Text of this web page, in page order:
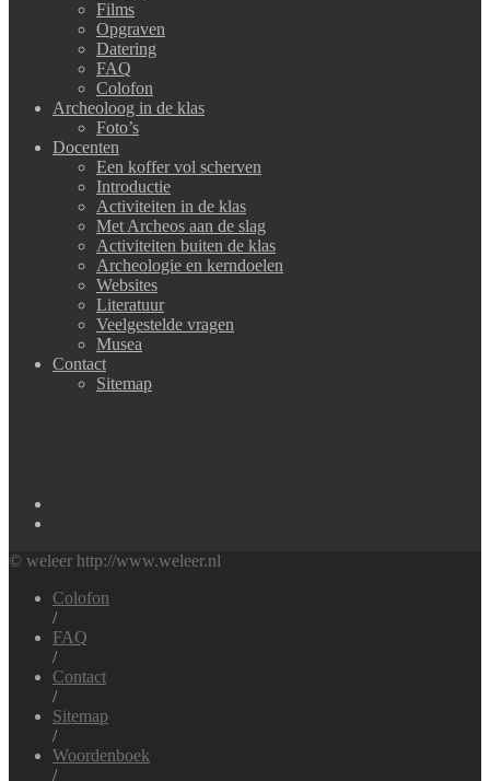
Films
Opgraven
Datering
FAQ
Colofon
Archeoloog in de klas
Foto’s
Docenten
Een koffer vol scherven
Introductie
Activiteiten in de klas
Met Archeos aan de slag
Activiteiten buiten de klas
Archeologie en kerndoelen
Websites
Literatuur
Veelgestelde vragen
Musea
Contact
Sitemap
© weleer http://www.weleer.nl
Colofon
/
FAQ
/
Contact
/
Sitemap
/
Woordenboek
/